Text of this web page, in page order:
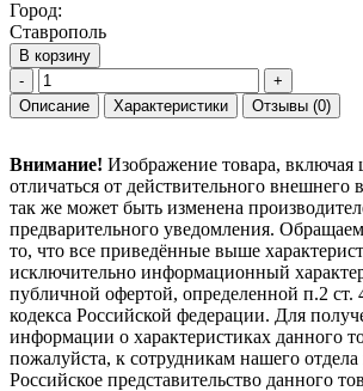
Город:
Ставрополь
В корзину
-
+
Описание
Характеристики Отзывы (0)
Внимание! Изображение товара, включая
отличаться от действительного внешнего
так же может быть изменена
предварительного уведомления.
то, что все приведённые выше
исключительно информационный
публичной офертой, определенной п.2 ст.
кодекса Российской федерации. Для
информации о характеристиках данного
пожалуйста, к сотрудникам нашего
Российское представительство данного